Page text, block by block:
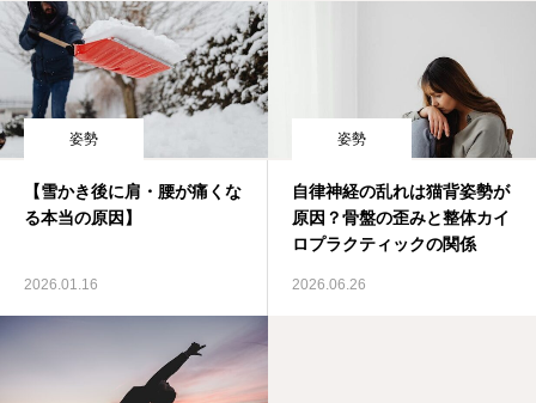
姿勢
【雪かき後に肩・腰が痛くな
る本当の原因】
2026.01.16
姿勢
自律神経の乱れは猫背姿勢が
原因？骨盤の歪みと整体カイ
ロプラクティックの関係
2026.06.26